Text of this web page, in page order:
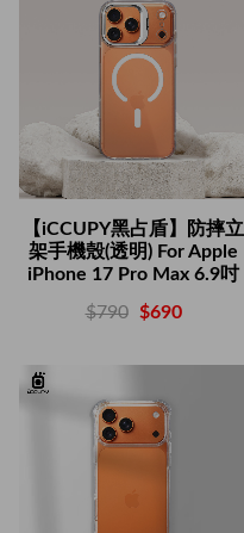
【iCCUPY黑占盾】防摔立
架手機殼(透明) For Apple
iPhone 17 Pro Max 6.9吋
$790 $690